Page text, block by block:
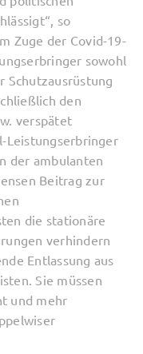
so
Zuge der Covid-19-
sowohl
Schutzausrüstung
den
verspätet
Leistungserbringer
der ambulanten
Beitrag zur
die stationäre
verhindern
Entlassung aus
Sie müssen
und mehr